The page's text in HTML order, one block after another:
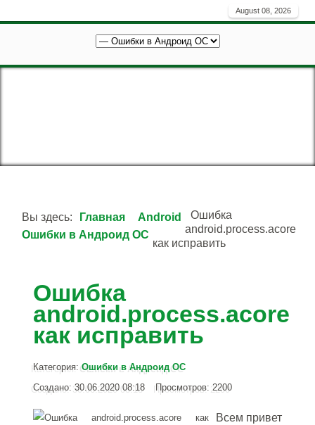
August 08, 2026
Вы здесь: Главная
Android
Ошибки в Андроид OC
Ошибка
android.process.acore
как исправить
Ошибка
android.process.acore
как исправить
Категория:Ошибки в Андроид OC
Создано: 30.06.2020 08:18
Просмотров: 2200
Всем привет